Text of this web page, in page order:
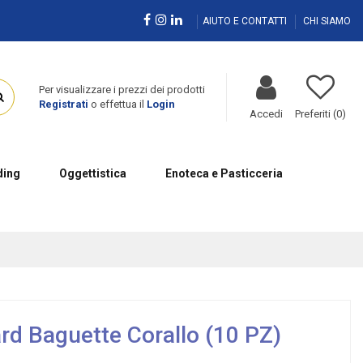
AIUTO E CONTATTI CHI SIAMO
Per visualizzare i prezzi dei prodotti
Registrati o effettua il Login
Accedi Preferiti (0)
Oggettistica Enoteca e Pasticceria
Baguette Corallo (10 PZ)